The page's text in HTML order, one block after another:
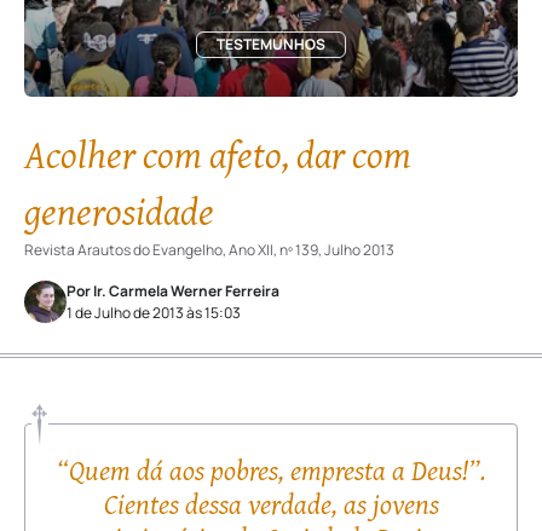
TESTEMUNHOS
Acolher com afeto, dar com
generosidade
Revista Arautos do Evangelho, Ano XII, nº 139, Julho 2013
Por Ir. Carmela Werner Ferreira
1 de Julho de 2013 às 15:03
“Quem dá aos pobres, empresta a Deus!”.
Cientes dessa verdade, as jovens